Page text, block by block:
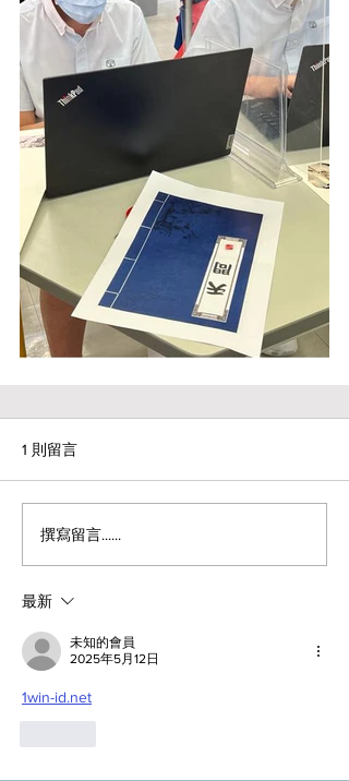
1 則留言
撰寫留言......
最新
未知的會員
2025年5月12日
1win-id.net